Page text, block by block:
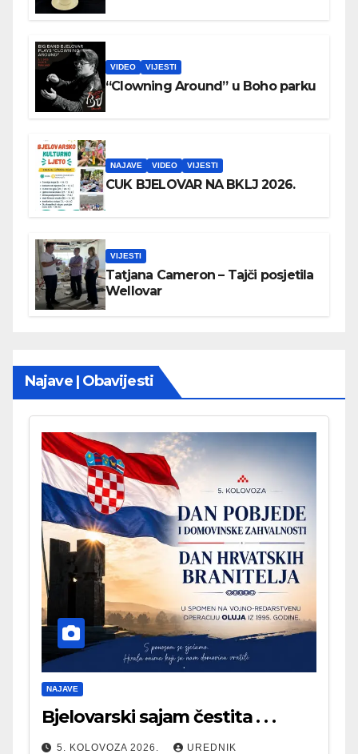
VIDEO VIJESTI
“Clowning Around” u Boho parku
NAJAVE VIDEO VIJESTI
CUK BJELOVAR NA BKLJ 2026.
VIJESTI
Tatjana Cameron – Tajči posjetila
Wellovar
Najave | Obavijesti
NAJAVE
Bjelovarski sajam čestita . . .
5. KOLOVOZA 2026. UREDNIK